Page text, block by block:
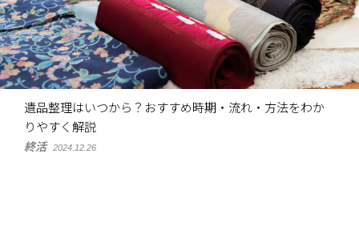
遺品整理はいつから？おすすめ時期・流れ・方法をわか
りやすく解説
終活 2024.12.26